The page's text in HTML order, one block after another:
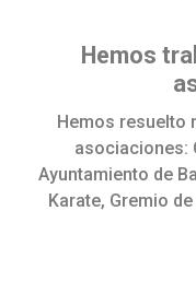
Hemos
Hemos resuelto
asociaciones:
Ayuntamiento de
Karate, Gremio